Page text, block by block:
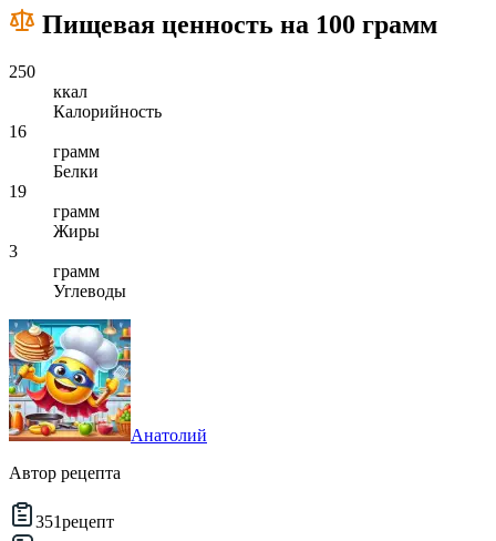
Пищевая ценность на 100 грамм
250
ккал
Калорийность
16
грамм
Белки
19
грамм
Жиры
3
грамм
Углеводы
Анатолий
Автор рецепта
351рецепт